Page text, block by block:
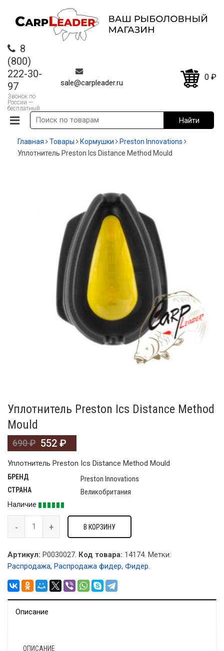
8
(800)
222-30-
97
Звонок по
России —
бесплатный
sale@carpleader.ru
0 ₽
Главная Товары Кормушки
Preston Innovations
Уплотнитель Preston Ics Distance Method Mould
Уплотнитель Preston Ics Distance Method
Mould
690₽ 552 ₽
Уплотнитель Preston Ics Distance Method Mould
БРЕНД Preston Innovations
СТРАНА
Великобритания
Наличие
В КОРЗИНУ
Артикул: P0030027. Код товара: 14174. Метки:
Распродажа, Распродажа фидер, Фидер.
Описание
ОПИСАНИЕ